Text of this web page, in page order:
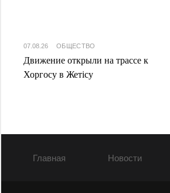
07.08.26 ОБЩЕСТВО
Движение открыли на трассе к
Хоргосу в Жетісу
Главная Новости